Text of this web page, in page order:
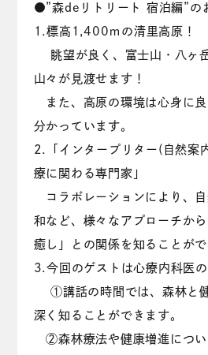
●”森deリトリート 宿泊編”の
1.標高1,400ｍの清里高原！
眺望が良く、富士山・八ヶ
山々が見渡せます！
また、高原の環境は心身に
分かっています。
2.「インタープリター(自然案
療に関わる専門家」
コラボレーションにより、
和など、様々なアプローチか
癒し」との関係を知ることがで
3.今回のゲストは心療内科医
①講話の時間では、森林と
深く知ることができます。
②森林療法や健康増進につい